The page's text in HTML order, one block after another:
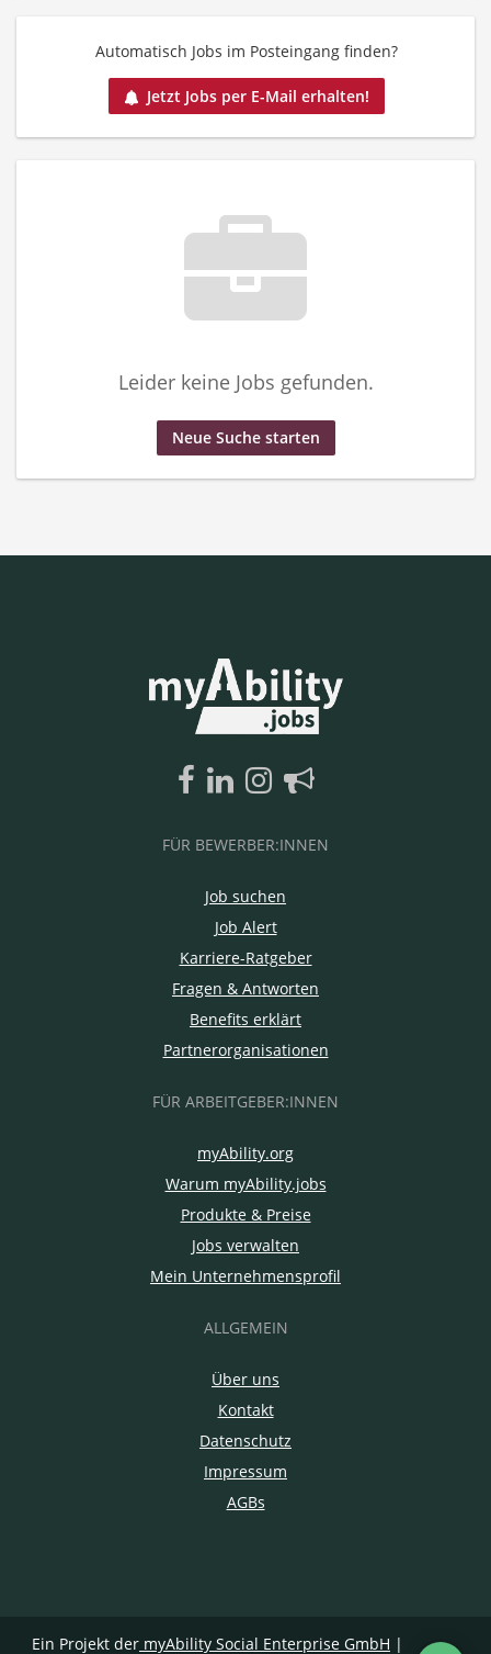
Automatisch Jobs im Posteingang finden?
Jetzt Jobs per E-Mail erhalten!
Leider keine Jobs gefunden.
Neue Suche starten
FÜR BEWERBER:INNEN
Job suchen
Job Alert
Karriere-Ratgeber
Fragen & Antworten
Benefits erklärt
Partnerorganisationen
FÜR ARBEITGEBER:INNEN
myAbility.org
Warum myAbility.jobs
Produkte & Preise
Jobs verwalten
Mein Unternehmensprofil
ALLGEMEIN
Über uns
Kontakt
Datenschutz
Impressum
AGBs
Ein Projekt der myAbility Social Enterprise GmbH |